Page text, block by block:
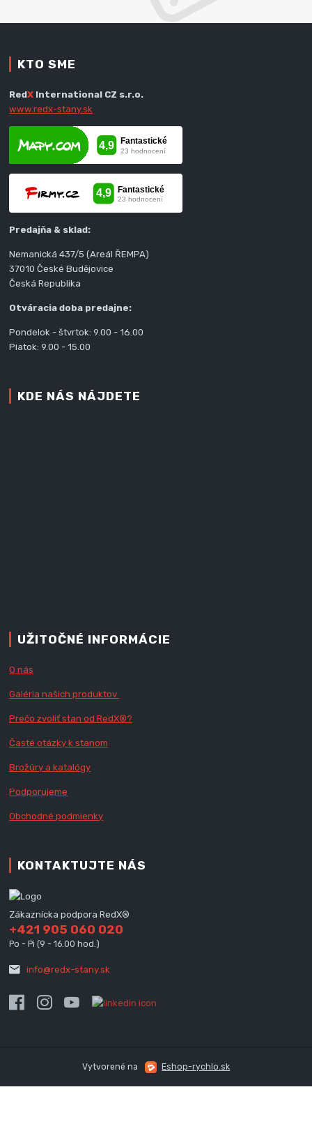
KTO SME
RedX International CZ s.r.o.
www.redx-stany.sk
Predajňa & sklad:
Nemanická 437/5 (Areál ŘEMPA)
37010 České Budějovice
Česká Republika
Otváracia doba predajne:
Pondelok - štvrtok: 9.00 - 16.00
Piatok: 9.00 - 15.00
KDE NÁS NÁJDETE
UŽITOČNÉ INFORMÁCIE
O nás
Galéria našich produktov
Prečo zvoliť stan od RedX®?
Časté otázky k stanom
Brožúry a katalógy
Podporujeme
Obchodné podmienky
KONTAKTUJTE NÁS
Zákaznícka podpora RedX®
+421 905 060 020
Po - Pi (9 - 16.00 hod.)
info@redx-stany.sk
Vytvorené na Eshop-rychlo.sk